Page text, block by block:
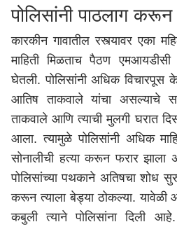
पोलिसांनी पाठलाग
कारकीन गावातील रस्त्यावर एका
माहिती मिळताच पैठण एमआयडीसी
घेतली. पोलिसांनी अधिक विचारपूस
आतिष ताकवाले यांचा असल्याचे
ताकवाले आणि त्याची मुलगी घरात
आला. त्यामुळे पोलिसांनी अधिक
सोनालीची हत्या करून फरार
पोलिसांच्या पथकाने अतिषचा शोध
करून त्याला बेड्या ठोकल्या. यावेळी
कबुली त्याने पोलिसांना दिली